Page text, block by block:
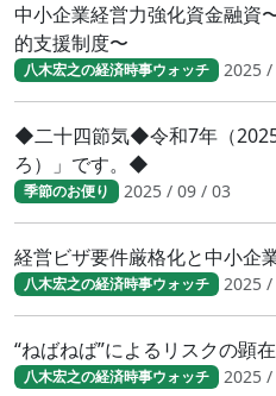
中小企業経営力強化資金融資
的支援制度〜
八木宏之の経済時事ウォッチ 2025
◆二十四節気◆令和7年（
ろ）」です。◆
季節のお便り 2025 / 09 / 03
経営ビザ要件厳格化と中小企
八木宏之の経済時事ウォッチ 2025
“ねばねば”によるリスクの顕
八木宏之の経済時事ウォッチ 2025